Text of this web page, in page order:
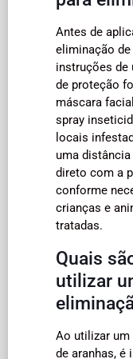
Antes de
eliminação de
instruções de
de proteção
máscara
spray
locais
uma
direto com a
conforme
crianças e
tratadas.
Quais
utilizar
Ao utilizar um
de aranhas, é